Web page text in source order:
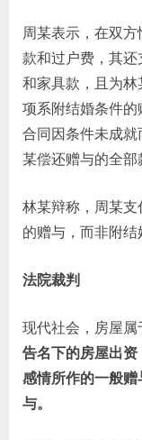
周某表示，在双
款和过户费，其
和家具款，且为
项系附结婚条件
合同因条件未成
某偿还赠与的全部
林某辩称，周某
的赠与，而非附结
法院裁判
现代社会，房屋
告名下的房屋出
感情所作的一般
与。